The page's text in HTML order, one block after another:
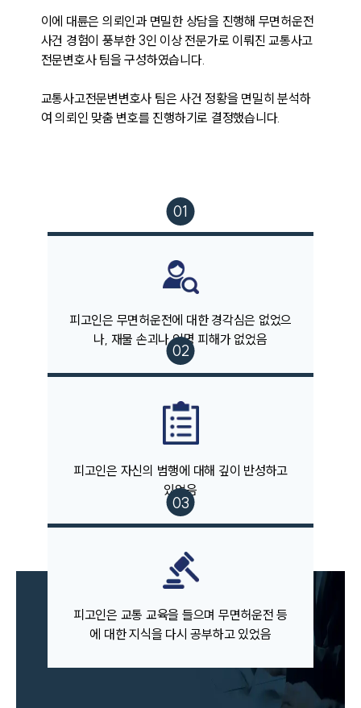
팀소개
대륜의 강점
오시는 길
글로벌 파트너 로펌
고객의 소리
통합검색
AI대륜
주요 업무사례
법률정보
이에 대륜은 의뢰인과 면밀한 상담을 진행해 무면허운전
사건 경험이 풍부한 3인 이상 전문가로 이뤄진 교통사고
전문변호사 팀을 구성하였습니다.
교통사고전문변변호사 팀은 사건 정황을 면밀히 분석하
여 의뢰인 맞춤 변호를 진행하기로 결정했습니다.
피고인은 무면허운전에 대한 경각심은 없었으
나, 재물 손괴나 인명 피해가 없었음
피고인은 자신의 범행에 대해 깊이 반성하고
있었음
피고인은 교통 교육을 들으며 무면허운전 등
에 대한 지식을 다시 공부하고 있었음